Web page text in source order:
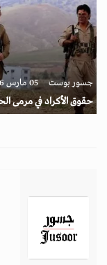
جسور بوست 05 مارس 2026 - 14:59
حقوق الأكراد في مرمى